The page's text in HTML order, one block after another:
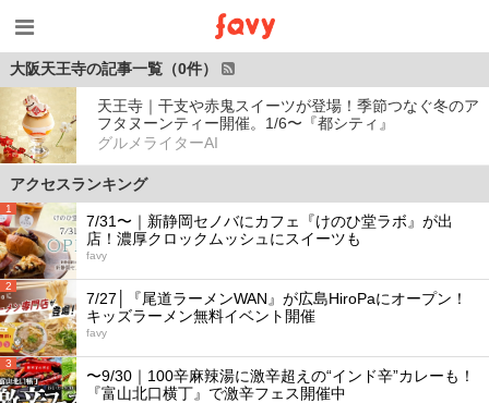
大阪天王寺の記事一覧（0件）
天王寺｜干支や赤鬼スイーツが登場！季節つなぐ冬のア
フタヌーンティー開催。1/6〜『都シティ』
グルメライターAI
アクセスランキング
1
7/31〜｜新静岡セノバにカフェ『けのひ堂ラボ』が出
店！濃厚クロックムッシュにスイーツも
favy
2
7/27│『尾道ラーメンWAN』が広島HiroPaにオープン！
キッズラーメン無料イベント開催
favy
3
〜9/30｜100辛麻辣湯に激辛超えの“インド辛”カレーも！
『富山北口横丁』で激辛フェス開催中